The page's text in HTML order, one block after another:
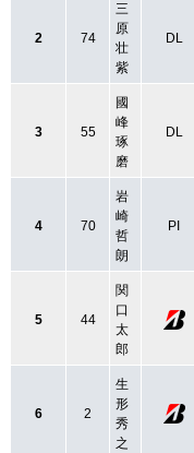
2 74
三
原
壮
紫
DL
3 55
國
峰
琢
磨
DL
4 70
岩
崎
哲
朗
PI
5 44
関
口
太
郎
6 2
生
形
秀
之